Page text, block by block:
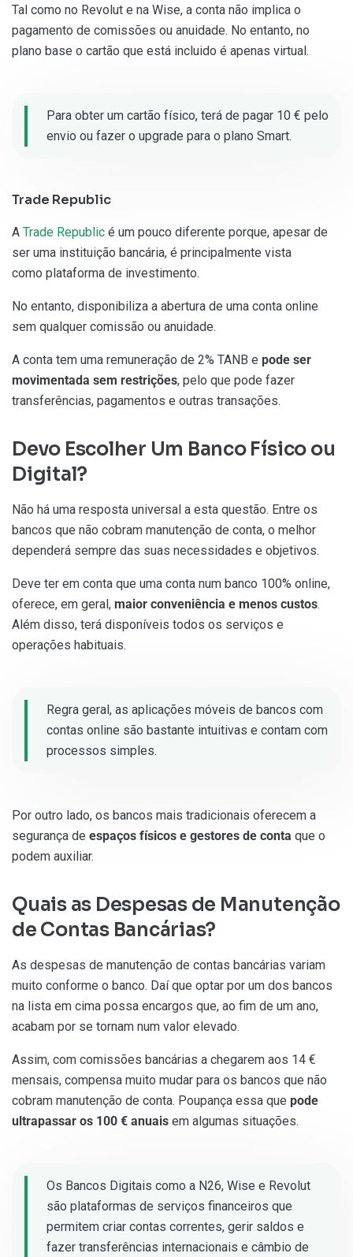
Tal como no Revolut e na Wise, a conta não implica o
pagamento de comissões ou anuidade. No entanto, no
plano base o cartão que está incluido é apenas virtual.
Para obter um cartão físico, terá de pagar 10 € pelo
envio ou fazer o upgrade para o plano Smart.
Trade Republic
A Trade Republic é um pouco diferente porque, apesar de
ser uma instituição bancária, é principalmente vista
como plataforma de investimento.
No entanto, disponibiliza a abertura de uma conta online
sem qualquer comissão ou anuidade.
A conta tem uma remuneração de 2% TANB e pode ser
movimentada sem restrições, pelo que pode fazer
transferências, pagamentos e outras transações.
Devo Escolher Um Banco Físico ou
Digital?
Não há uma resposta universal a esta questão. Entre os
bancos que não cobram manutenção de conta, o melhor
dependerá sempre das suas necessidades e objetivos.
Deve ter em conta que uma conta num banco 100% online,
oferece, em geral, maior conveniência e menos custos.
Além disso, terá disponíveis todos os serviços e
operações habituais.
Regra geral, as aplicações móveis de bancos com
contas online são bastante intuitivas e contam com
processos simples.
Por outro lado, os bancos mais tradicionais oferecem a
segurança de espaços físicos e gestores de conta que o
podem auxiliar.
Quais as Despesas de Manutenção
de Contas Bancárias?
As despesas de manutenção de contas bancárias variam
muito conforme o banco. Daí que optar por um dos bancos
na lista em cima possa encargos que, ao fim de um ano,
acabam por se tornam num valor elevado.
Assim, com comissões bancárias a chegarem aos 14 €
mensais, compensa muito mudar para os bancos que não
cobram manutenção de conta. Poupança essa que pode
ultrapassar os 100 € anuais em algumas situações.
Os Bancos Digitais como a N26, Wise e Revolut
são plataformas de serviços financeiros que
permitem criar contas correntes, gerir saldos e
fazer transferências internacionais e câmbio de